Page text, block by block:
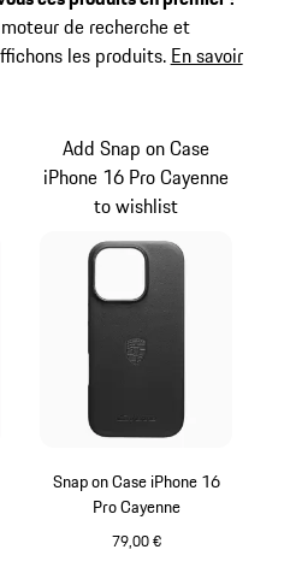
de recherche et
les produits. En savoir
Snap on Case iPhone 16
Pro Cayenne
79,00 €
Add Snap on Case
iPhone 16 Pro Cayenne
to wishlist